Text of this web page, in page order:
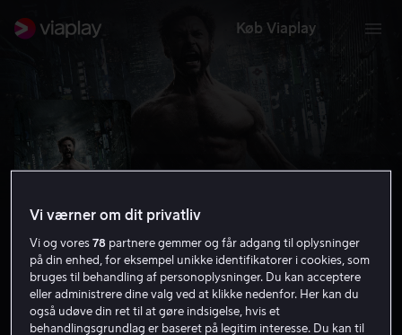
Køb Viaplay
The Wolverine
Vi værner om dit privatliv
Vi og vores78 partnere gemmer og får adgang til oplysninger
på din enhed, for eksempel unikke identifikatorer i cookies, som
bruges til behandling af personoplysninger. Du kan acceptere
eller administrere dine valg ved at klikke nedenfor. Her kan du
også udøve din ret til at gøre indsigelse, hvis et
behandlingsgrundlag er baseret på legitim interesse. Du kan til